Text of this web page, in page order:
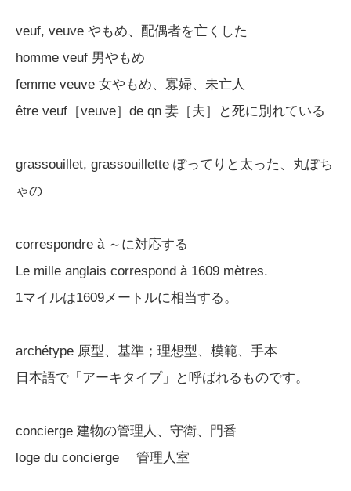
veuf, veuve やもめ、配偶者を亡くした
homme veuf 男やもめ
femme veuve 女やもめ、寡婦、未亡人
être veuf［veuve］de qn 妻［夫］と死に別れている
grassouillet, grassouillette ぽってりと太った、丸ぽち
ゃの
correspondre à ～に対応する
Le mille anglais correspond à 1609 mètres.
1マイルは1609メートルに相当する。
archétype 原型、基準；理想型、模範、手本
日本語で「アーキタイプ」と呼ばれるものです。
concierge 建物の管理人、守衛、門番
loge du concierge 管理人室